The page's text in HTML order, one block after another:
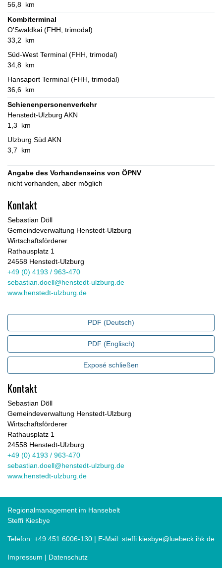
56,8 km
Kombiterminal
O'Swaldkai (FHH, trimodal)
33,2 km
Süd-West Terminal (FHH, trimodal)
34,8 km
Hansaport Terminal (FHH, trimodal)
36,6 km
Schienenpersonenverkehr
Henstedt-Ulzburg AKN
1,3 km
Ulzburg Süd AKN
3,7 km
Angabe des Vorhandenseins von ÖPNV
nicht vorhanden, aber möglich
Kontakt
Sebastian Döll
Gemeindeverwaltung Henstedt-Ulzburg
Wirtschaftsförderer
Rathausplatz 1
24558 Henstedt-Ulzburg
+49 (0) 4193 / 963-470
sebastian.doell@henstedt-ulzburg.de
www.henstedt-ulzburg.de
PDF (Deutsch)
PDF (Englisch)
Exposé schließen
Kontakt
Sebastian Döll
Gemeindeverwaltung Henstedt-Ulzburg
Wirtschaftsförderer
Rathausplatz 1
24558 Henstedt-Ulzburg
+49 (0) 4193 / 963-470
sebastian.doell@henstedt-ulzburg.de
www.henstedt-ulzburg.de
Regionalmanagement im Hansebelt
Steffi Kiesbye
Telefon: +49 451 6006-130 | E-Mail: steffi.kiesbye@luebeck.ihk.de
Impressum | Datenschutz